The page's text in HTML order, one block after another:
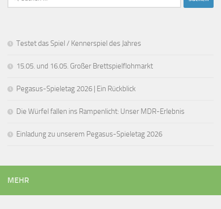
nach:
Testet das Spiel / Kennerspiel des Jahres
15.05. und 16.05. Großer Brettspielflohmarkt
Pegasus-Spieletag 2026 | Ein Rückblick
Die Würfel fallen ins Rampenlicht: Unser MDR-Erlebnis
Einladung zu unserem Pegasus-Spieletag 2026
MEHR